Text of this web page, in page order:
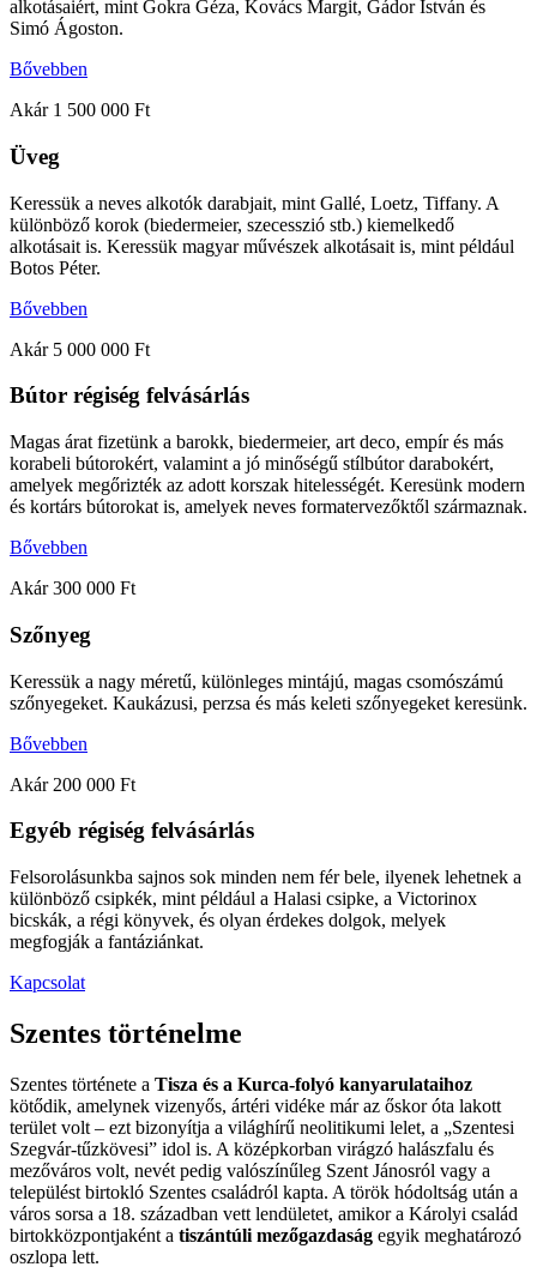
alkotásaiért, mint Gokra Géza, Kovács Margit, Gádor István és
Simó Ágoston.
Bővebben
Akár 1 500 000 Ft
Üveg
Keressük a neves alkotók darabjait, mint Gallé, Loetz, Tiffany. A
különböző korok (biedermeier, szecesszió stb.) kiemelkedő
alkotásait is. Keressük magyar művészek alkotásait is, mint például
Botos Péter.
Bővebben
Akár 5 000 000 Ft
Bútor régiség felvásárlás
Magas árat fizetünk a barokk, biedermeier, art deco, empír és más
korabeli bútorokért, valamint a jó minőségű stílbútor darabokért,
amelyek megőrizték az adott korszak hitelességét. Keresünk modern
és kortárs bútorokat is, amelyek neves formatervezőktől származnak.
Bővebben
Akár 300 000 Ft
Szőnyeg
Keressük a nagy méretű, különleges mintájú, magas csomószámú
szőnyegeket. Kaukázusi, perzsa és más keleti szőnyegeket keresünk.
Bővebben
Akár 200 000 Ft
Egyéb régiség felvásárlás
Felsorolásunkba sajnos sok minden nem fér bele, ilyenek lehetnek a
különböző csipkék, mint például a Halasi csipke, a Victorinox
bicskák, a régi könyvek, és olyan érdekes dolgok, melyek
megfogják a fantáziánkat.
Kapcsolat
Szentes történelme
Szentes története a Tisza és a Kurca-folyó kanyarulataihoz
kötődik, amelynek vizenyős, ártéri vidéke már az őskor óta lakott
terület volt – ezt bizonyítja a világhírű neolitikumi lelet, a „Szentesi
Szegvár-tűzkövesi” idol is. A középkorban virágzó halászfalu és
mezőváros volt, nevét pedig valószínűleg Szent Jánosról vagy a
települést birtokló Szentes családról kapta. A török hódoltság után a
város sorsa a 18. században vett lendületet, amikor a Károlyi család
birtokközpontjaként a tiszántúli mezőgazdaság egyik meghatározó
oszlopa lett.